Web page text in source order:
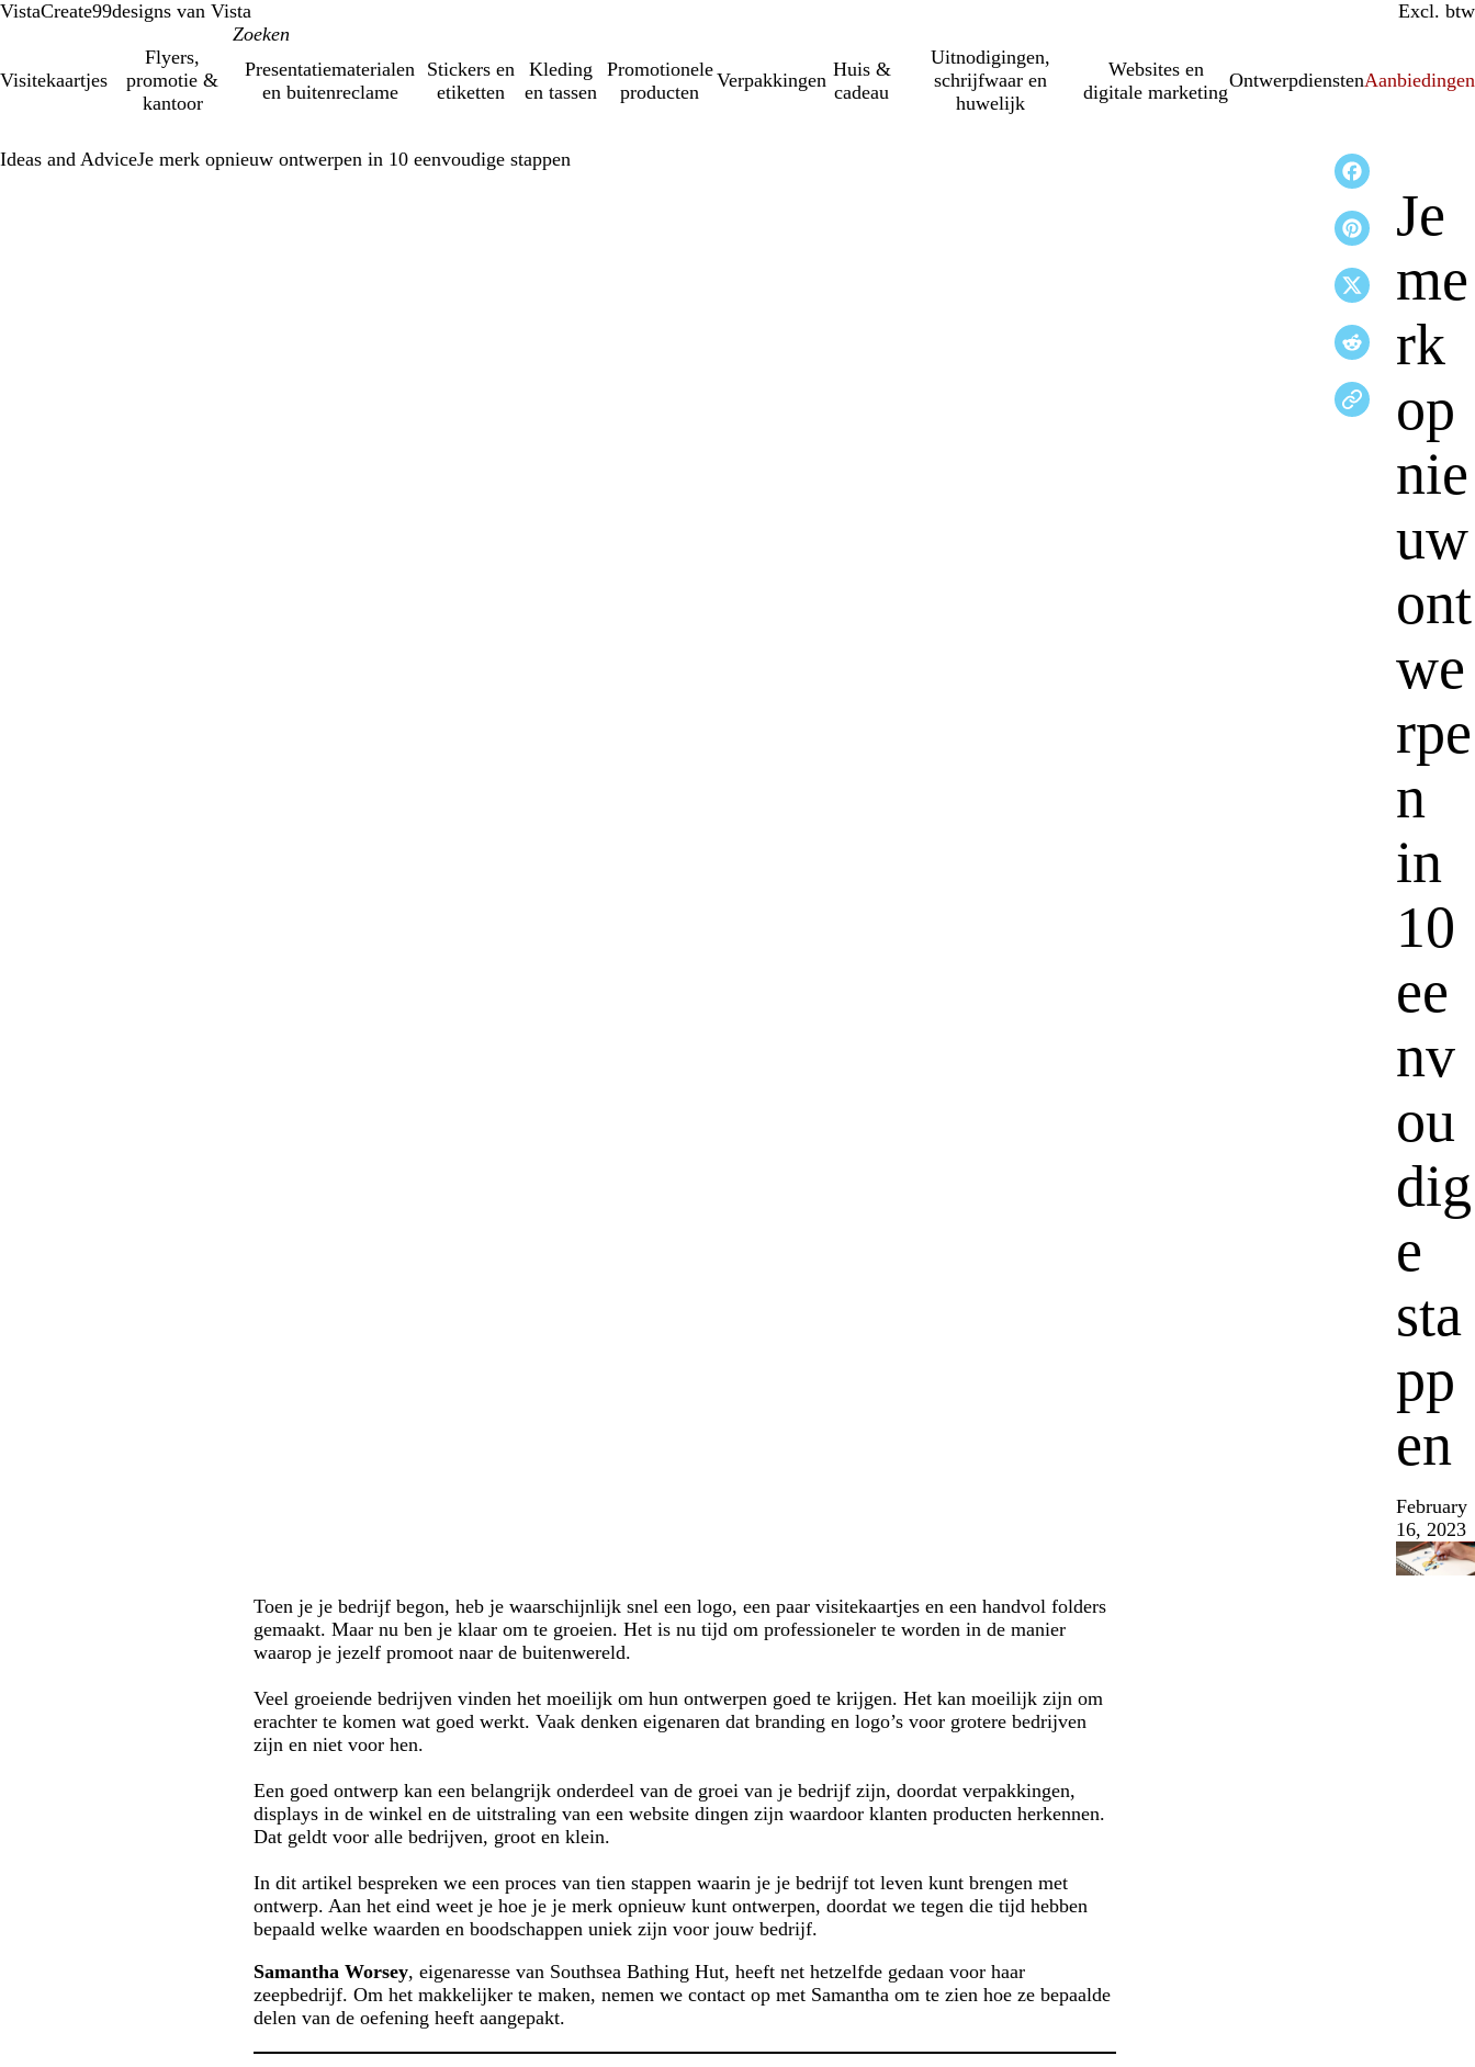
VistaCreate99designs van Vista Incl. btw
Excl. btw
Visitekaartjes
Flyers,
promotie &
kantoor
Presentatiematerialen
en buitenreclame
Stickers en
etiketten
Kleding
en tassen
Promotionele
producten
Verpakkingen
Huis &
cadeau
Uitnodigingen,
schrijfwaar en
huwelijk
Websites en
digitale marketing
OntwerpdienstenAanbiedingen
Ideas and AdviceJe merk opnieuw ontwerpen in 10 eenvoudige stappen
Je
me
rk
op
nie
uw
ont
we
rpe
n
in
10
ee
nv
ou
dig
e
sta
pp
en
February
16, 2023
Toen je je bedrijf begon, heb je waarschijnlijk snel een logo, een paar visitekaartjes en een handvol folders
gemaakt. Maar nu ben je klaar om te groeien. Het is nu tijd om professioneler te worden in de manier
waarop je jezelf promoot naar de buitenwereld.
Veel groeiende bedrijven vinden het moeilijk om hun ontwerpen goed te krijgen. Het kan moeilijk zijn om
erachter te komen wat goed werkt. Vaak denken eigenaren dat branding en logo’s voor grotere bedrijven
zijn en niet voor hen.
Een goed ontwerp kan een belangrijk onderdeel van de groei van je bedrijf zijn, doordat verpakkingen,
displays in de winkel en de uitstraling van een website dingen zijn waardoor klanten producten herkennen.
Dat geldt voor alle bedrijven, groot en klein.
In dit artikel bespreken we een proces van tien stappen waarin je je bedrijf tot leven kunt brengen met
ontwerp. Aan het eind weet je hoe je je merk opnieuw kunt ontwerpen, doordat we tegen die tijd hebben
bepaald welke waarden en boodschappen uniek zijn voor jouw bedrijf.
Samantha Worsey, eigenaresse van Southsea Bathing Hut, heeft net hetzelfde gedaan voor haar
zeepbedrijf. Om het makkelijker te maken, nemen we contact op met Samantha om te zien hoe ze bepaalde
delen van de oefening heeft aangepakt.